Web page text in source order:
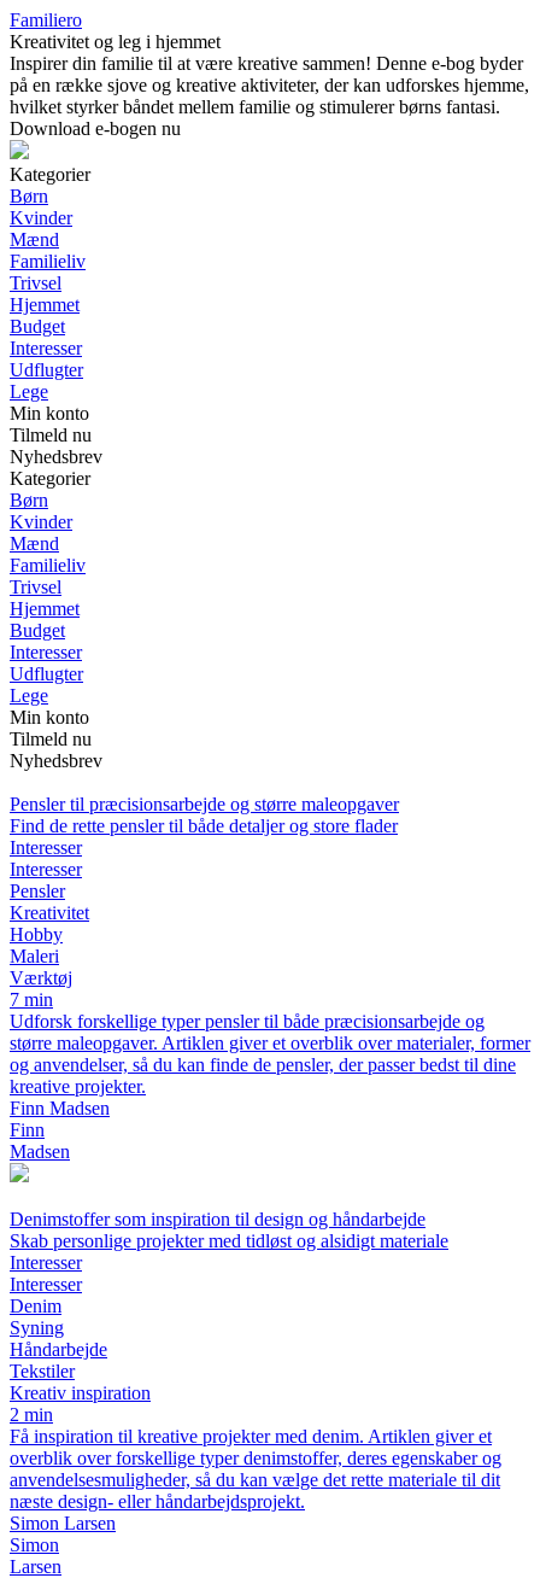
Familiero
Kreativitet og leg i hjemmet
Inspirer din familie til at være kreative sammen! Denne e-bog byder
på en række sjove og kreative aktiviteter, der kan udforskes hjemme,
hvilket styrker båndet mellem familie og stimulerer børns fantasi.
Download e-bogen nu
Kategorier
Børn
Kvinder
Mænd
Familieliv
Trivsel
Hjemmet
Budget
Interesser
Udflugter
Lege
Min konto
Tilmeld nu
Nyhedsbrev
Kategorier
Børn
Kvinder
Mænd
Familieliv
Trivsel
Hjemmet
Budget
Interesser
Udflugter
Lege
Min konto
Tilmeld nu
Nyhedsbrev
Pensler til præcisionsarbejde og større maleopgaver
Find de rette pensler til både detaljer og store flader
Interesser
Interesser
Pensler
Kreativitet
Hobby
Maleri
Værktøj
7 min
Udforsk forskellige typer pensler til både præcisionsarbejde og
større maleopgaver. Artiklen giver et overblik over materialer, former
og anvendelser, så du kan finde de pensler, der passer bedst til dine
kreative projekter.
Finn Madsen
Finn
Madsen
Denimstoffer som inspiration til design og håndarbejde
Skab personlige projekter med tidløst og alsidigt materiale
Interesser
Interesser
Denim
Syning
Håndarbejde
Tekstiler
Kreativ inspiration
2 min
Få inspiration til kreative projekter med denim. Artiklen giver et
overblik over forskellige typer denimstoffer, deres egenskaber og
anvendelsesmuligheder, så du kan vælge det rette materiale til dit
næste design- eller håndarbejdsprojekt.
Simon Larsen
Simon
Larsen